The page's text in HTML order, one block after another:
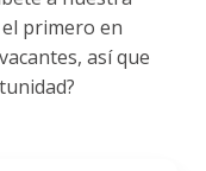
primero en
así que